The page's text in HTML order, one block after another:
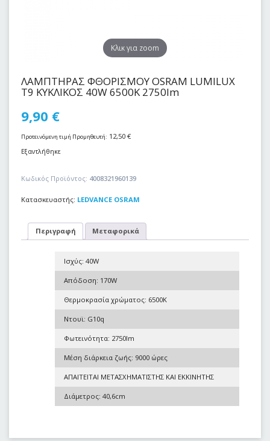
Kλικ για zoom
ΛΑΜΠΤΗΡΑΣ ΦΘΟΡΙΣΜΟΥ OSRAM LUMILUX
Τ9 ΚΥΚΛΙΚΟΣ 40W 6500K 2750lm
9,90 €
Προτεινόμενη τιμή Προμηθευτή: 12,50 €
Εξαντλήθηκε
Κωδικός Προϊόντος: 4008321960139
Κατασκευαστής: LEDVANCE OSRAM
Περιγραφή Μεταφορικά
Ισχύς: 40W
Απόδοση: 170W
Θερμοκρασία χρώματος: 6500K
Ντουϊ: G10q
Φωτεινότητα: 2750lm
Μέση διάρκεια ζωής: 9000 ώρες
ΑΠΑΙΤΕΙΤΑΙ ΜΕΤΑΣΧΗΜΑΤΙΣΤΗΣ ΚΑΙ ΕΚΚΙΝΗΤΗΣ
Διάμετρος: 40,6cm